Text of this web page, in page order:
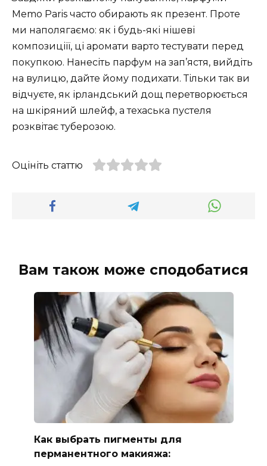
Memo Paris часто обирають як презент. Проте
ми наполягаємо: як і будь-які нішеві
композиціїї, ці аромати варто тестувати перед
покупкою. Нанесіть парфум на зап’ястя, вийдіть
на вулицю, дайте йому подихати. Тільки так ви
відчуєте, як ірландський дощ перетворюється
на шкіряний шлейф, а техаська пустеля
розквітає туберозою.
Оцініть статтю
Вам також може сподобатися
Как выбрать пигменты для
перманентного макияжа: